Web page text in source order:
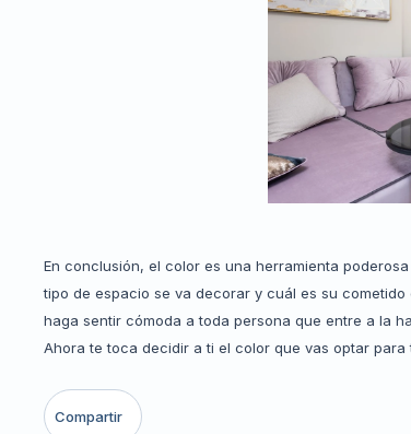
En conclusión, el color es una herramienta
tipo de espacio se va decorar y cuál es su
haga sentir cómoda a toda persona que entre a la
Ahora te toca decidir a ti el color que vas optar para